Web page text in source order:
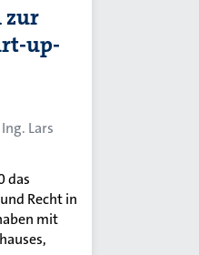
zur
up-
Lars
das
Recht in
mit